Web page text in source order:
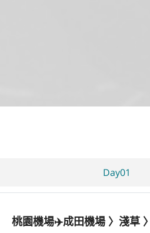
Day01
桃園機場✈️成田機場 〉淺草